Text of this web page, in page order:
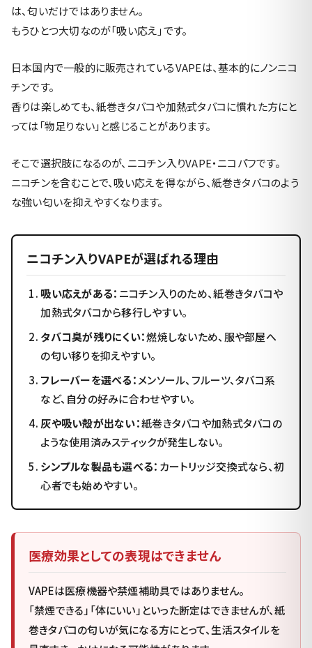
は、匂いだけではありません。
もうひとつ大切なのが「吸い応え」です。
日本国内で一般的に販売されているVAPEは、基本的にノンニコ
チンです。
香りは楽しめても、紙巻きタバコや加熱式タバコに慣れた方にと
っては「物足りない」と感じることがあります。
そこで選択肢になるのが、ニコチン入りVAPE・ニコパフです。
ニコチンを含むことで、吸い応えを得ながら、紙巻きタバコのよう
な強い匂いを抑えやすくなります。
ニコチン入りVAPEが選ばれる理由
吸い応えがある： ニコチン入りのため、紙巻きタバコや
加熱式タバコから移行しやすい。
タバコ臭が残りにくい：燃焼しないため、服や部屋へ
の匂い移りを抑えやすい。
フレーバーを選べる：メンソール、フルーツ、タバコ系
など、自分の好みに合わせやすい。
灰や吸い殻が出ない：紙巻きタバコや加熱式タバコの
ような使用済みスティックが発生しない。
シンプルな製品も選べる： カートリッジ交換式なら、初
心者でも始めやすい。
医療効果としての表現はできません
VAPEは医療機器や禁煙補助具ではありません。
「禁煙できる」「体にいい」といった断定はできませんが、紙
巻きタバコの匂いが気になる方にとって、生活スタイルを